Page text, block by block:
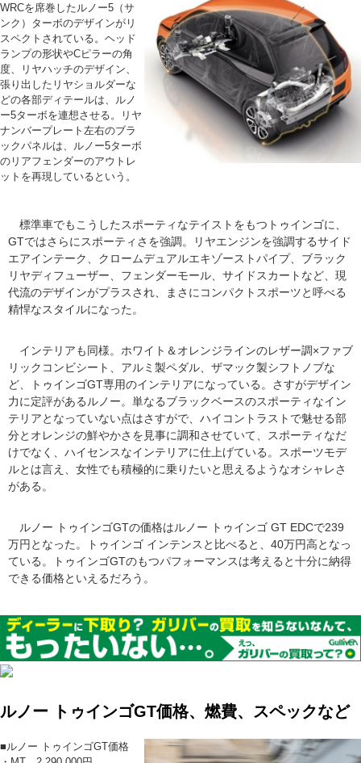
WRCを席巻したルノー5（サ
ンク）ターボのデザインがリ
スペクトされている。ヘッド
ランプの形状やCピラーの角
度、リヤハッチのデザイン、
張り出したリヤショルダーな
どの各部ディテールは、ルノ
ー5ターボを連想させる。リヤ
ナンバープレート左右のブラ
ックパネルは、ルノー5ターボ
のリアフェンダーのアウトレ
ットを再現しているという。
標準車でもこうしたスポーティなテイストをもつトゥインゴに、
GTではさらにスポーティさを強調。リヤエンジンを強調するサイド
エアインテーク、クロームデュアルエキゾーストパイプ、ブラック
リヤディフューザー、フェンダーモール、サイドスカートなど、現
代流のデザインがプラスされ、まさにコンパクトスポーツと呼べる
精悍なスタイルになった。
インテリアも同様。ホワイト＆オレンジラインのレザー調×ファブ
リックコンビシート、アルミ製ペダル、ザマック製シフトノブな
ど、トゥインゴGT専用のインテリアになっている。さすがデザイン
力に定評があるルノー。単なるブラックベースのスポーティなイン
テリアとなっていない点はさすがで、ハイコントラストで魅せる部
分とオレンジの鮮やかさを見事に調和させていて、スポーティなだ
けでなく、ハイセンスなインテリアに仕上げている。スポーツモデ
ルとは言え、女性でも積極的に乗りたいと思えるようなオシャレさ
がある。
ルノー トゥインゴGTの価格はルノー トゥインゴ GT EDCで239
万円となった。トゥインゴ インテンスと比べると、40万円高となっ
ている。トゥインゴGTのもつパフォーマンスは考えると十分に納得
できる価格といえるだろう。
ルノー トゥインゴGT価格、燃費、スペックなど
■ルノー トゥインゴGT価格